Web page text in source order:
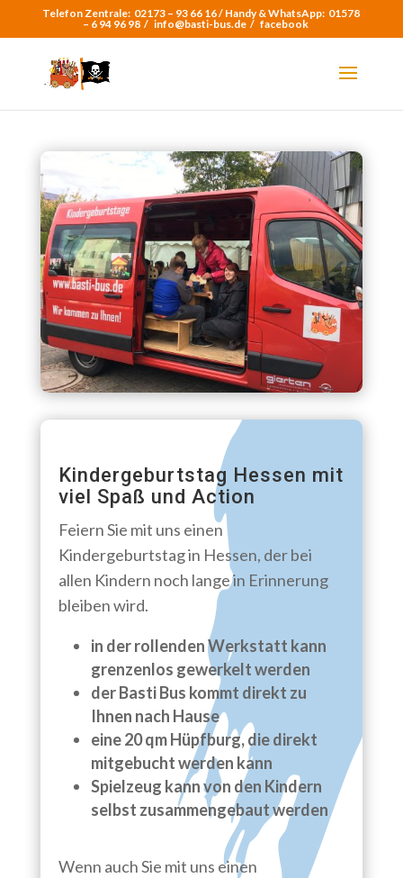
Telefon Zentrale: 02173 – 93 66 16 / Handy & WhatsApp: 01578
– 6 94 96 98 / info@basti-bus.de / facebook
Kindergeburtstag Hessen mit
viel Spaß und Action
Feiern Sie mit uns einen
Kindergeburtstag in Hessen, der bei
allen Kindern noch lange in Erinnerung
bleiben wird.
in der rollenden Werkstatt kann
grenzenlos gewerkelt werden
der Basti Bus kommt direkt zu
Ihnen nach Hause
eine 20 qm Hüpfburg, die direkt
mitgebucht werden kann
Spielzeug kann von den Kindern
selbst zusammengebaut werden
Wenn auch Sie mit uns einen